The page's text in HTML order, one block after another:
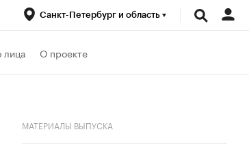
Санкт-Петербург и область
лица О проекте
МАТЕРИАЛЫ ВЫПУСКА